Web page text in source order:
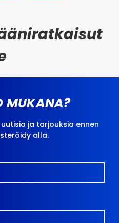
MUKANA?
ja tarjouksia ennen
alla.